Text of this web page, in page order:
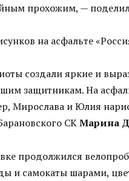
прохожим, —
на асфальте
создали яркие и
защитникам. На
Мирослава и Юлия
СКМарина
продолжился
и самокаты шарами,